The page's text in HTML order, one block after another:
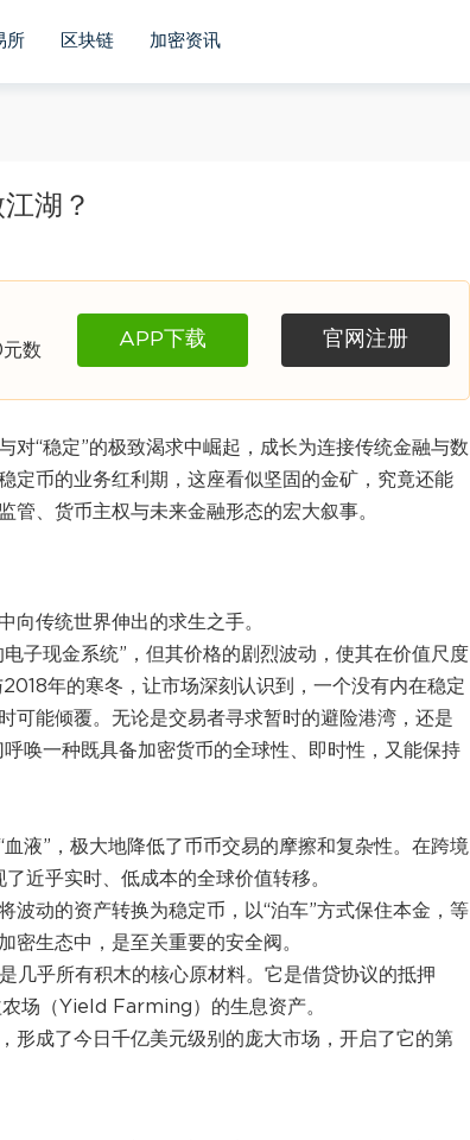
所 区块链 加密资讯
湖？
数
APP下载 官网注册
“稳定”的极致渴求中崛起，成长为连接传统金融与数
定币的业务红利期，这座看似坚固的金矿，究竟还能
、货币主权与未来金融形态的宏大叙事。
向传统世界伸出的求生之手。
电子现金系统”，但其价格的剧烈波动，使其在价值尺度
年的寒冬，让市场深刻认识到，一个没有内在稳定
可能倾覆。无论是交易者寻求暂时的避险港湾，还是
唤一种既具备加密货币的全球性、即时性，又能保持
液”，极大地降低了币币交易的摩擦和复杂性。在跨境
近乎实时、低成本的全球价值转移。
波动的资产转换为稳定币，以“泊车”方式保住本金，等
密生态中，是至关重要的安全阀。
几乎所有积木的核心原材料。它是借贷协议的抵押
场（Yield Farming）的生息资产。
形成了今日千亿美元级别的庞大市场，开启了它的第